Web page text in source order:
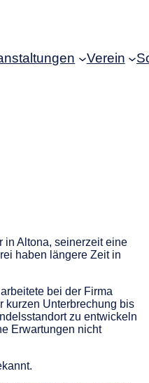
Verein
in Altona, seinerzeit eine
haben längere Zeit in
bei der Firma
kurzen Unterbrechung bis
zu entwickeln
Erwartungen nicht